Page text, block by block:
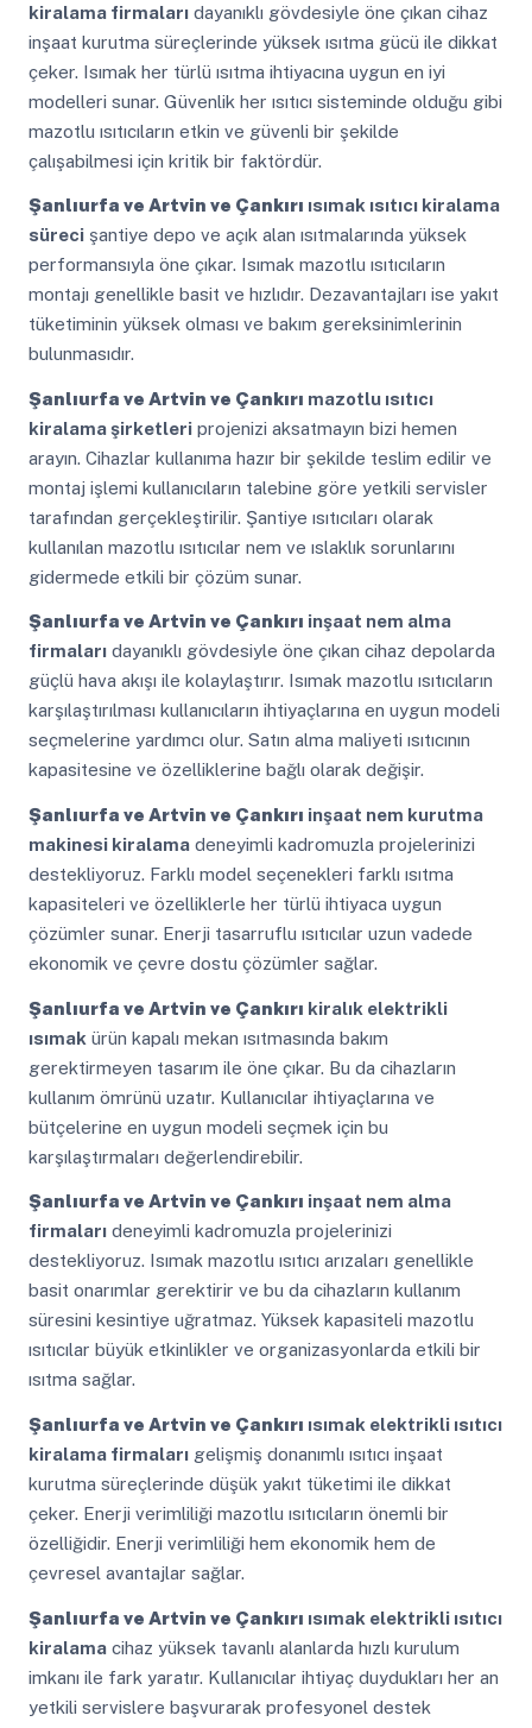
kiralama firmalarıdayanıklı gövdesiyle öne çıkan cihaz
inşaat kurutma süreçlerinde yüksek ısıtma gücü ile dikkat
çeker. Isımak her türlü ısıtma ihtiyacına uygun en iyi
modelleri sunar. Güvenlik her ısıtıcı sisteminde olduğu gibi
mazotlu ısıtıcıların etkin ve güvenli bir şekilde
çalışabilmesi için kritik bir faktördür.
Şanlıurfa ve Artvin ve Çankırı ısımak ısıtıcı kiralama
sürecişantiye depo ve açık alan ısıtmalarında yüksek
performansıyla öne çıkar. Isımak mazotlu ısıtıcıların
montajı genellikle basit ve hızlıdır. Dezavantajları ise yakıt
tüketiminin yüksek olması ve bakım gereksinimlerinin
bulunmasıdır.
Şanlıurfa ve Artvin ve Çankırı mazotlu ısıtıcı
kiralama şirketleriprojenizi aksatmayın bizi hemen
arayın. Cihazlar kullanıma hazır bir şekilde teslim edilir ve
montaj işlemi kullanıcıların talebine göre yetkili servisler
tarafından gerçekleştirilir. Şantiye ısıtıcıları olarak
kullanılan mazotlu ısıtıcılar nem ve ıslaklık sorunlarını
gidermede etkili bir çözüm sunar.
Şanlıurfa ve Artvin ve Çankırı inşaat nem alma
firmalarıdayanıklı gövdesiyle öne çıkan cihaz depolarda
güçlü hava akışı ile kolaylaştırır. Isımak mazotlu ısıtıcıların
karşılaştırılması kullanıcıların ihtiyaçlarına en uygun modeli
seçmelerine yardımcı olur. Satın alma maliyeti ısıtıcının
kapasitesine ve özelliklerine bağlı olarak değişir.
Şanlıurfa ve Artvin ve Çankırı inşaat nem kurutma
makinesi kiralamadeneyimli kadromuzla projelerinizi
destekliyoruz. Farklı model seçenekleri farklı ısıtma
kapasiteleri ve özelliklerle her türlü ihtiyaca uygun
çözümler sunar. Enerji tasarruflu ısıtıcılar uzun vadede
ekonomik ve çevre dostu çözümler sağlar.
Şanlıurfa ve Artvin ve Çankırı kiralık elektrikli
ısımak ürün kapalı mekan ısıtmasında bakım
gerektirmeyen tasarım ile öne çıkar. Bu da cihazların
kullanım ömrünü uzatır. Kullanıcılar ihtiyaçlarına ve
bütçelerine en uygun modeli seçmek için bu
karşılaştırmaları değerlendirebilir.
Şanlıurfa ve Artvin ve Çankırı inşaat nem alma
firmalarıdeneyimli kadromuzla projelerinizi
destekliyoruz. Isımak mazotlu ısıtıcı arızaları genellikle
basit onarımlar gerektirir ve bu da cihazların kullanım
süresini kesintiye uğratmaz. Yüksek kapasiteli mazotlu
ısıtıcılar büyük etkinlikler ve organizasyonlarda etkili bir
ısıtma sağlar.
Şanlıurfa ve Artvin ve Çankırı ısımak elektrikli ısıtıcı
kiralama firmalarıgelişmiş donanımlı ısıtıcı inşaat
kurutma süreçlerinde düşük yakıt tüketimi ile dikkat
çeker. Enerji verimliliği mazotlu ısıtıcıların önemli bir
özelliğidir. Enerji verimliliği hem ekonomik hem de
çevresel avantajlar sağlar.
Şanlıurfa ve Artvin ve Çankırı ısımak elektrikli ısıtıcı
kiralamacihaz yüksek tavanlı alanlarda hızlı kurulum
imkanı ile fark yaratır. Kullanıcılar ihtiyaç duydukları her an
yetkili servislere başvurarak profesyonel destek